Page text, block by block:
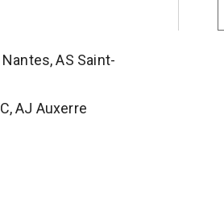
AS Saint-
AJ Auxerre